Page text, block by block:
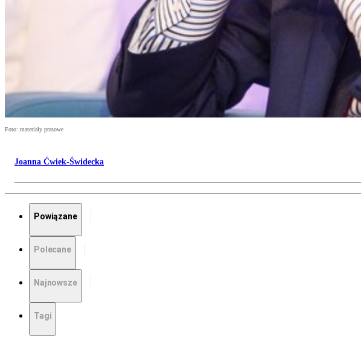
Foto: materiały prasowe
Joanna Ćwiek-Świdecka
Powiązane
Polecane
Najnowsze
Tagi